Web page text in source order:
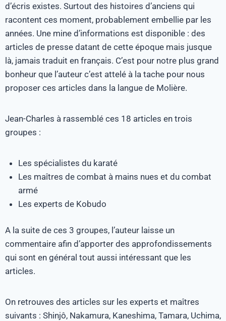
d’écris existes. Surtout des histoires d’anciens qui
racontent ces moment, probablement embellie par les
années. Une mine d’informations est disponible : des
articles de presse datant de cette époque mais jusque
là, jamais traduit en français. C’est pour notre plus grand
bonheur que l’auteur c’est attelé à la tache pour nous
proposer ces articles dans la langue de Molière.
Jean-Charles à rassemblé ces 18 articles en trois
groupes :
Les spécialistes du karaté
Les maîtres de combat à mains nues et du combat
armé
Les experts de Kobudo
A la suite de ces 3 groupes, l’auteur laisse un
commentaire afin d’apporter des approfondissements
qui sont en général tout aussi intéressant que les
articles.
On retrouves des articles sur les experts et maîtres
suivants : Shinjô, Nakamura, Kaneshima, Tamara, Uchima,